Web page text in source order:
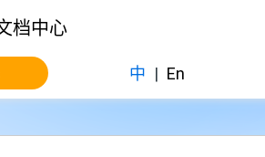
档中心
中 | En